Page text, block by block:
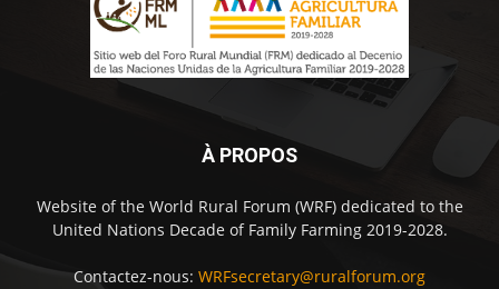
À PROPOS
Website of the World Rural Forum (WRF) dedicated to the
United Nations Decade of Family Farming 2019-2028.
Contactez-nous: WRFsecretary@ruralforum.org